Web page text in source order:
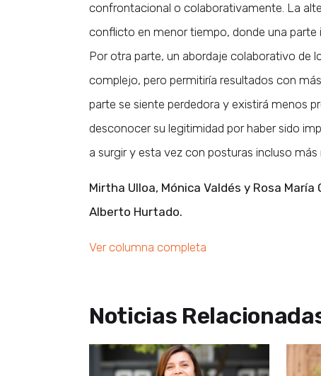
confrontacional o colaborativamente. La
conflicto en menor tiempo, donde una
Por otra parte, un abordaje colaborativo de
complejo, pero permitiría resultados con
parte se siente perdedora y existirá menos
desconocer su legitimidad por haber sido
a surgir y esta vez con posturas incluso más
Mirtha Ulloa, Mónica Valdés y Rosa
Alberto Hurtado.
Ver columna completa
Noticias